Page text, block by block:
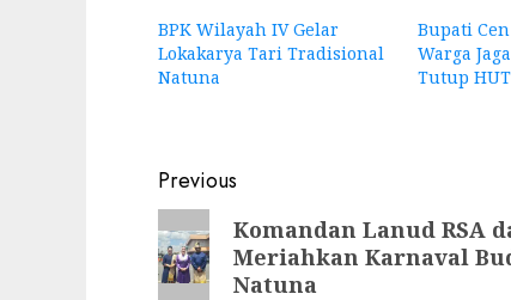
BPK Wilayah IV Gelar
Lokakarya Tari Tradisional
Natuna
Bupati
Warga
Tutup
Post
navigation
Previous
Previous
post:
Komandan Lanud RSA
Meriahkan Karnaval
Natuna